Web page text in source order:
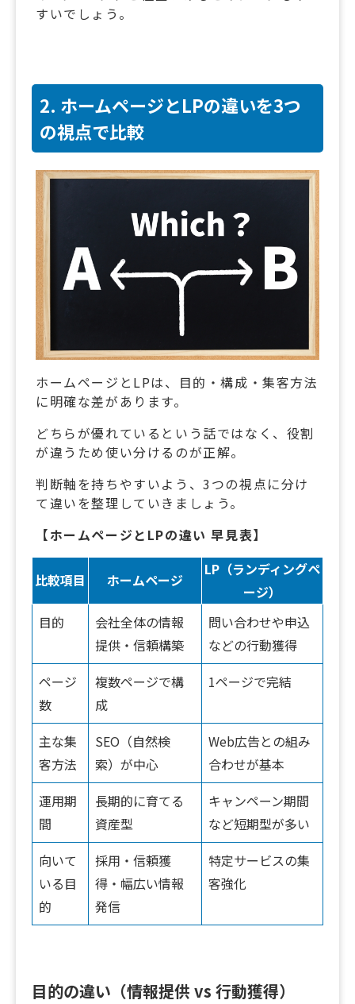
すいでしょう。
2. ホームページとLPの違いを3つ
の視点で比較
ホームページとLPは、目的・構成・集客方法
に明確な差があります。
どちらが優れているという話ではなく、役割
が違うため使い分けるのが正解。
判断軸を持ちやすいよう、3つの視点に分け
て違いを整理していきましょう。
【ホームページとLPの違い 早見表】
比較項目 ホームページ
LP（ランディングペ
ージ）
目的
会社全体の情報
提供・信頼構築
問い合わせや申込
などの行動獲得
ページ
数
複数ページで構
成
1ページで完結
主な集
客方法
SEO（自然検
索）が中心
Web広告との組み
合わせが基本
運用期
間
長期的に育てる
資産型
キャンペーン期間
など短期型が多い
向いて
いる目
的
採用・信頼獲
得・幅広い情報
発信
特定サービスの集
客強化
目的の違い（情報提供 vs 行動獲得）